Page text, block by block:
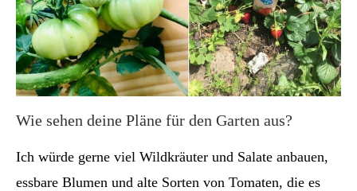
Wie sehen deine Pläne für den Garten aus?
Ich würde gerne viel Wildkräuter und Salate anbauen,
essbare Blumen und alte Sorten von Tomaten, die es